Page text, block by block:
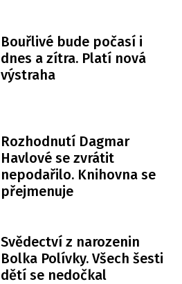
Bouřlivé bude počasí i
dnes a zítra. Platí nová
výstraha
Rozhodnutí Dagmar
Havlové se zvrátit
nepodařilo. Knihovna se
přejmenuje
Svědectví z narozenin
Bolka Polívky. Všech šesti
dětí se nedočkal